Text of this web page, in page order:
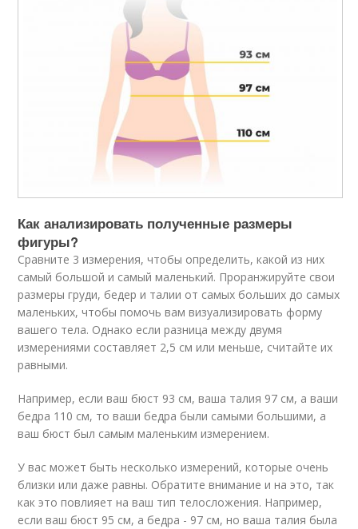
Как анализировать полученные размеры
фигуры?
Сравните 3 измерения, чтобы определить, какой из них
самый большой и самый маленький. Проранжируйте свои
размеры груди, бедер и талии от самых больших до самых
маленьких, чтобы помочь вам визуализировать форму
вашего тела. Однако если разница между двумя
измерениями составляет 2,5 см или меньше, считайте их
равными.
Например, если ваш бюст 93 см, ваша талия 97 см, а ваши
бедра 110 см, то ваши бедра были самыми большими, а
ваш бюст был самым маленьким измерением.
У вас может быть несколько измерений, которые очень
близки или даже равны. Обратите внимание и на это, так
как это повлияет на ваш тип телосложения. Например,
если ваш бюст 95 см, а бедра - 97 см, но ваша талия была